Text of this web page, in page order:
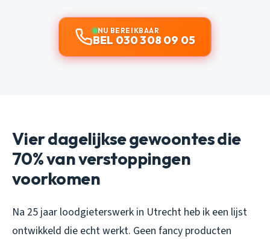
NU BEREIKBAAR
BEL 030 308 09 05
Vier dagelijkse gewoontes die
70% van verstoppingen
voorkomen
Na 25 jaar loodgieterswerk in Utrecht heb ik een lijst
ontwikkeld die echt werkt. Geen fancy producten